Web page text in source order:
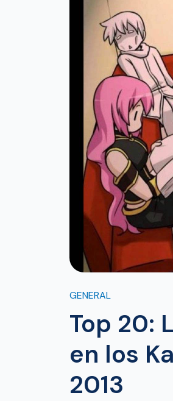
GENERAL
Top 20:
en los
2013